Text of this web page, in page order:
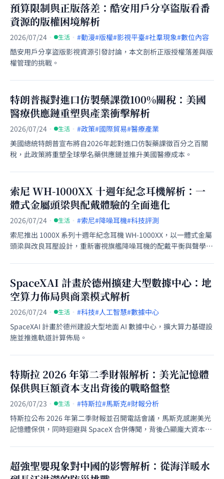
預算限制與正版落差：酷安用戶分享盜版看番
資源的版權困境解析
2026/07/24 · 生活 · #動漫#版權#影視平臺#社羣現象#數位內容
酷安用戶分享盜版影視資源引發討論，本文剖析正版授權落差與版
權管理的挑戰。
特朗普擬對進口仿製藥課徵100%關稅：美國
醫療供應鏈重塑與產業衝擊解析
2026/07/24 · 生活 · #政策#國際貿易#醫療產業
美國總統特朗普宣布將自2026年起對進口仿製藥課徵百分之百關
稅，此政策將重塑全球學名藥供應鏈並推升美國醫療成本。
索尼 WH-1000XX 十週年紀念耳機解析：一
體式金屬頭梁與配戴體驗的全面進化
2026/07/24 · 生活 · #索尼#降噪耳機#科技評測
索尼推出 1000X 系列十週年紀念耳機 WH-1000XX，以一體式金屬
頭梁與改良耳壓設計，重新審視旗艦降噪耳機的配戴平衡與聲學細
SpaceXAI 計畫於德州擴建大型數據中心：地
空算力佈局與商業模式解析
2026/07/24 · 生活 · #科技#人工智慧#數據中心
SpaceXAI 計畫於德州建設大型地面 AI 數據中心，擴大算力基礎設
施並推進軌道計算佈局。
特斯拉 2026 年第二季財報解析：美光記憶體
保供與巨額資本支出背後的戰略盤整
2026/07/23 · 生活 · #特斯拉#馬斯克#財報分析
特斯拉公布 2026 年第二季財報並召開電話會議，馬斯克感謝美光
記憶體保供，同時迴避與 SpaceX 合併傳聞，背後凸顯龐大資本支
超強聖嬰現象對中國的影響解析：從海洋暖水